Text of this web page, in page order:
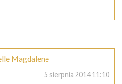
Magdalene
5 sierpnia 2014 11:10